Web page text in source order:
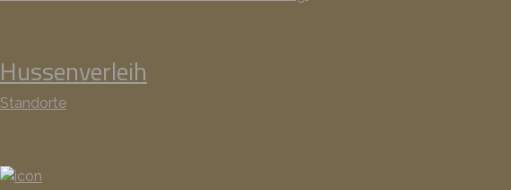
Hussenverleih
Standorte